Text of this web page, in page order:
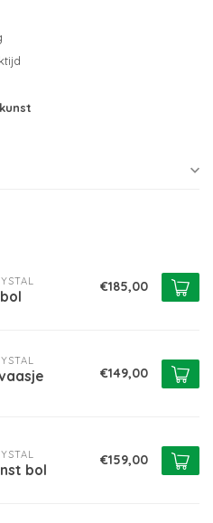
€185,00
€149,00
bol
€159,00